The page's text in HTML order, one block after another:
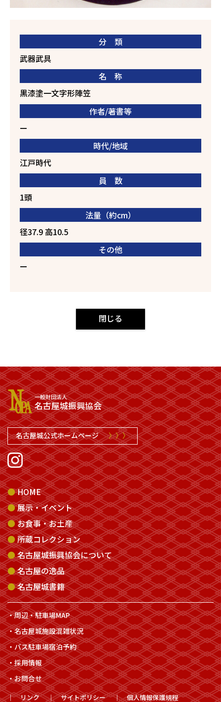
分 類
武器武具
名 称
黒漆塗一文字形陣笠
作者/著書等
ー
時代/地域
江戸時代
員 数
1頭
法量（約cm）
径37.9 高10.5
その他
ー
閉じる
一般財団法人
名古屋城振興協会
名古屋城公式ホームページ 〉〉〉
HOME
展示・イベント
お食事・お土産
所蔵コレクション
名古屋城振興協会について
名古屋の逸品
名古屋城書籍
周辺・駐車場MAP
名古屋城施設混雑状況
バス駐車場宿泊予約
採用情報
お問合せ
リンク サイトポリシー 個人情報保護規程